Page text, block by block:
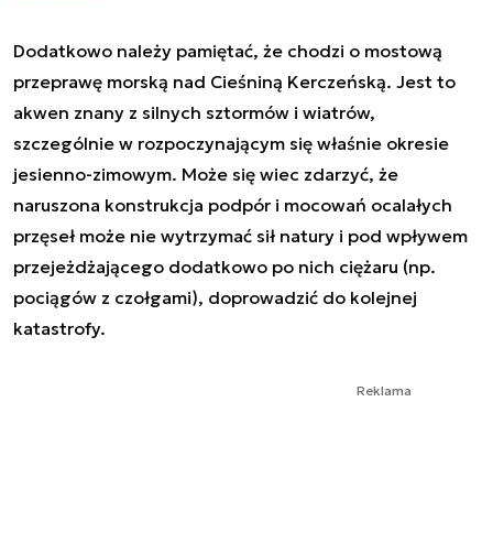
Dodatkowo należy pamiętać, że chodzi o mostową
przeprawę morską nad Cieśniną Kerczeńską. Jest to
akwen znany z silnych sztormów i wiatrów,
szczególnie w rozpoczynającym się właśnie okresie
jesienno-zimowym. Może się wiec zdarzyć, że
naruszona konstrukcja podpór i mocowań ocalałych
przęseł może nie wytrzymać sił natury i pod wpływem
przejeżdżającego dodatkowo po nich ciężaru (np.
pociągów z czołgami), doprowadzić do kolejnej
katastrofy.
Reklama